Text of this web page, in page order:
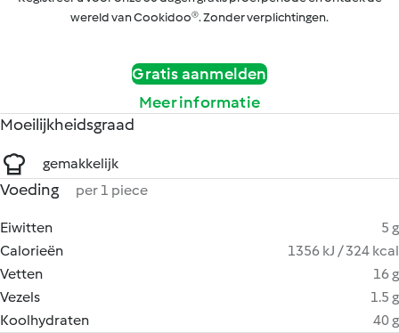
wereld van Cookidoo®. Zonder verplichtingen.
Gratis aanmelden
Meer informatie
Moeilijkheidsgraad
gemakkelijk
Voeding per 1 piece
Eiwitten
5 g
Calorieën
1356 kJ / 324 kcal
Vetten
16 g
Vezels
1.5 g
Koolhydraten
40 g